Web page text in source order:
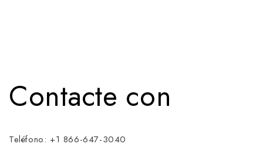
Contacte con
Teléfono: +1 866-647-3040